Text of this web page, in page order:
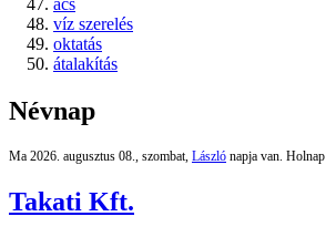
víz szerelés
oktatás
átalakítás
Névnap
Ma 2026. augusztus 08., szombat, László napja van. Holnap
Takati Kft.